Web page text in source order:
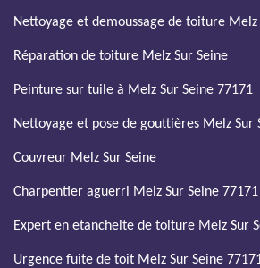
Nettoyage et demoussage de toiture Melz
Réparation de toiture Melz Sur Seine
Peinture sur tuile à Melz Sur Seine 77171
Nettoyage et pose de gouttières Melz Sur
Couvreur Melz Sur Seine
Charpentier aguerri Melz Sur Seine 77171
Expert en etancheite de toiture Melz Sur
Urgence fuite de toit Melz Sur Seine